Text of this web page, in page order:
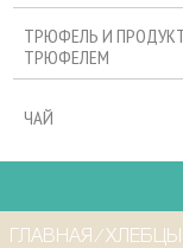
ТРЮФЕЛЬ И
ТРЮФЕЛЕМ
ЧАЙ
ГЛАВНАЯ ⁄